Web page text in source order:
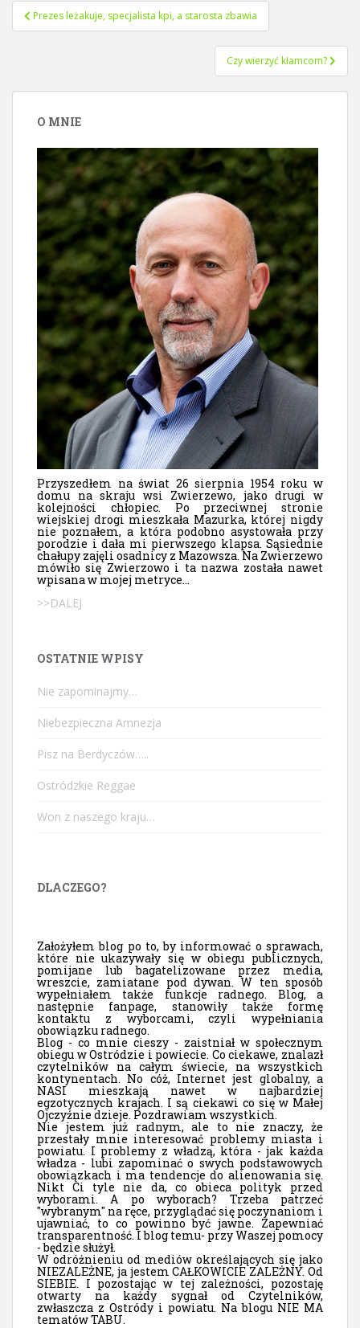
Nawigacja
wpisu
Prezes leżakuje, specjalista kpi, a starosta zbawia
Czy wierzyć kłamcom?
O MNIE
Przyszedłem na świat 26 sierpnia 1954 roku w
domu na skraju wsi Zwierzewo, jako drugi w
kolejności chłopiec. Po przeciwnej stronie
wiejskiej drogi mieszkała Mazurka, której nigdy
nie poznałem, a która podobno asystowała przy
porodzie i dała mi pierwszego klapsa. Sąsiednie
chałupy zajęli osadnicy z Mazowsza. Na Zwierzewo
mówiło się Zwierzowo i ta nazwa została nawet
wpisana w mojej metryce...
>>DALEJ
OSTATNIE WPISY
Nie zapominajmy…
Niebezpieczna Amnezja
Pisz na Berdyczów…..
Ostródzkie Reggae
Won z naszego kraju…
DLACZEGO?
Założyłem blog po to, by informować o sprawach,
które nie ukazywały się w obiegu publicznych,
pomijane lub bagatelizowane przez media,
wreszcie, zamiatane pod dywan. W ten sposób
wypełniałem także funkcje radnego. Blog, a
następnie fanpage, stanowiły także formę
kontaktu z wyborcami, czyli wypełniania
obowiązku radnego.
Blog - co mnie cieszy - zaistniał w społecznym
obiegu w Ostródzie i powiecie. Co ciekawe, znalazł
czytelników na całym świecie, na wszystkich
kontynentach. No cóż, Internet jest globalny, a
NASI mieszkają nawet w najbardziej
egzotycznych krajach. I są ciekawi co się w Małej
Ojczyźnie dzieje. Pozdrawiam wszystkich.
Nie jestem już radnym, ale to nie znaczy, że
przestały mnie interesować problemy miasta i
powiatu. I problemy z władzą, która - jak każda
władza - lubi zapominać o swych podstawowych
obowiązkach i ma tendencje do alienowania się.
Nikt Ci tyle nie da, co obieca polityk przed
wyborami. A po wyborach? Trzeba patrzeć
"wybranym" na ręce, przyglądać się poczynaniom i
ujawniać, to co powinno być jawne. Zapewniać
transparentność. I blog temu- przy Waszej pomocy
- będzie służył.
W odróżnieniu od mediów określających się jako
NIEZALEŻNE, ja jestem CAŁKOWICIE ZALEŻNY. Od
SIEBIE. I pozostając w tej zależności, pozostaję
otwarty na każdy sygnał od Czytelników,
zwłaszcza z Ostródy i powiatu. Na blogu NIE MA
tematów TABU.